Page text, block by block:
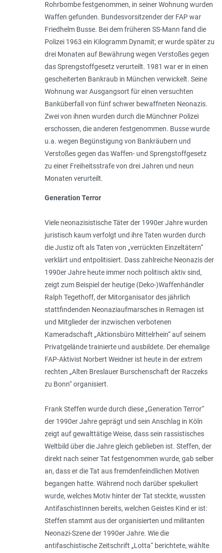
Rohrbombe festgenommen, in seiner Wohnung wurden
Waffen gefunden. Bundesvorsitzender der FAP war
Friedhelm Busse. Bei dem früheren SS-Mann fand die
Polizei 1963 ein Kilogramm Dynamit; er wurde später zu
drei Monaten auf Bewährung wegen Verstoßes gegen
das Sprengstoffgesetz verurteilt. 1981 war er in einen
gescheiterten Bankraub in München verwickelt. Seine
Wohnung war Ausgangsort für einen versuchten
Banküberfall von fünf schwer bewaffneten Neonazis.
Zwei von ihnen wurden durch die Münchner Polizei
erschossen, die anderen festgenommen. Busse wurde
u.a. wegen Begünstigung von Bankräubern und
Verstoßes gegen das Waffen- und Sprengstoffgesetz
zu einer Freiheitsstrafe von drei Jahren und neun
Monaten verurteilt.
Generation Terror
Viele neonazisistische Täter der 1990er Jahre wurden
juristisch kaum verfolgt und ihre Taten wurden durch
die Justiz oft als Taten von „verrückten Einzeltätern“
verklärt und entpolitisiert. Dass zahlreiche Neonazis der
1990er Jahre heute immer noch politisch aktiv sind,
zeigt zum Beispiel der heutige (Deko-)Waffenhändler
Ralph Tegethoff, der Mitorganisator des jährlich
stattfindenden Neonaziaufmarsches in Remagen ist
und Mitglieder der inzwischen verbotenen
Kameradschaft „Aktionsbüro Mittelrhein“ auf seinem
Privatgelände trainierte und ausbildete. Der ehemalige
FAP-Aktivist Norbert Weidner ist heute in der extrem
rechten „Alten Breslauer Burschenschaft der Raczeks
zu Bonn“ organisiert.
Frank Steffen wurde durch diese „Generation Terror“
der 1990er Jahre geprägt und sein Anschlag in Köln
zeigt auf gewalttätige Weise, dass sein rassistisches
Weltbild über die Jahre gleich geblieben ist. Steffen, der
direkt nach seiner Tat festgenommen wurde, gab selber
an, dass er die Tat aus fremdenfeindlichen Motiven
begangen hatte. Während noch darüber spekuliert
wurde, welches Motiv hinter der Tat steckte, wussten
AntifaschistInnen bereits, welchen Geistes Kind er ist:
Steffen stammt aus der organisierten und militanten
Neonazi-Szene der 1990er Jahre. Wie die
antifaschistische Zeitschrift „Lotta“ berichtete, wählte